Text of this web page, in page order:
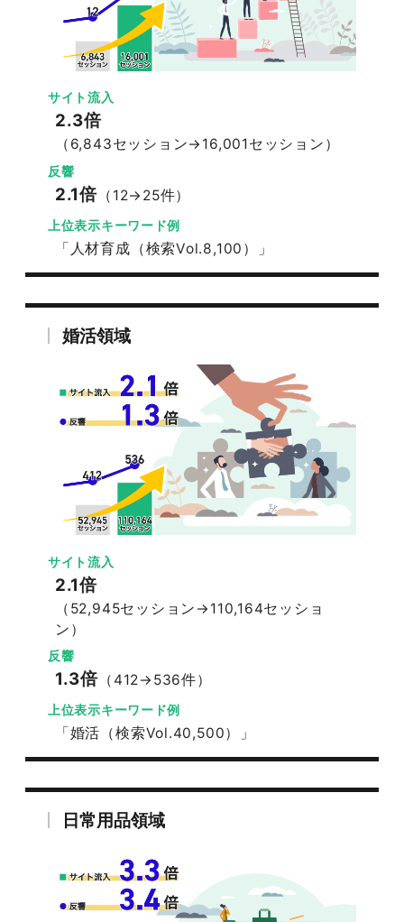
サイト流入
2.3倍
（6,843セッション→16,001セッション）
反響
2.1倍 （12→25件）
上位表示キーワード例
「人材育成（検索Vol.8,100）」
婚活領域
サイト流入
2.1倍
（52,945セッション→110,164セッショ
ン）
反響
1.3倍 （412→536件）
上位表示キーワード例
「婚活（検索Vol.40,500）」
日常用品領域